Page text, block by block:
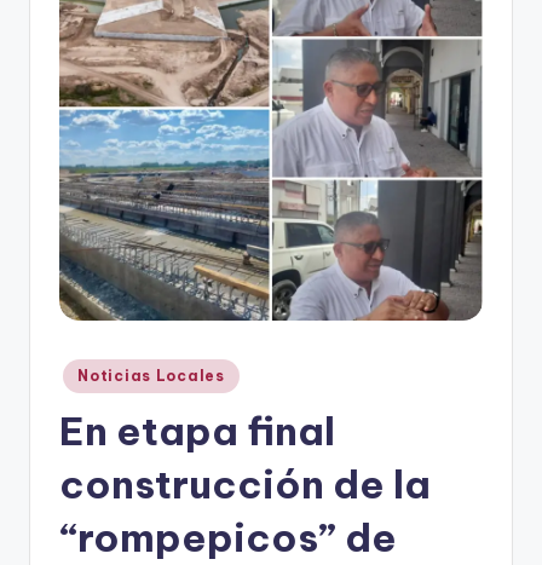
p
Publicado
en
Noticias Locales
En etapa final
construcción de la
“rompepicos” de